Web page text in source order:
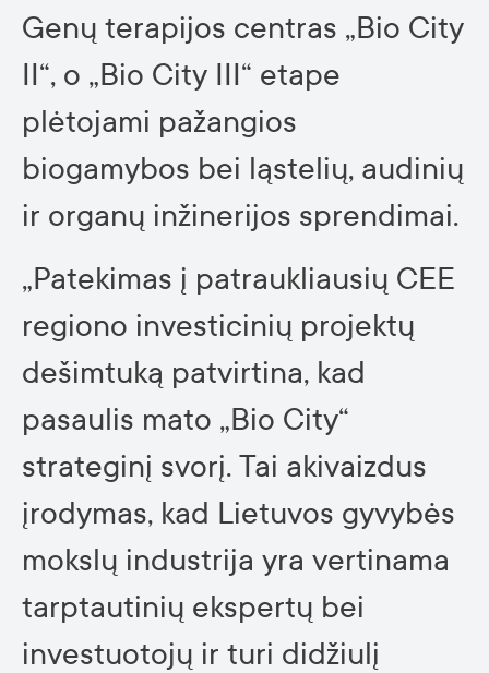
Genų terapijos centras „Bio City
II“, o „Bio City III“ etape
plėtojami pažangios
biogamybos bei ląstelių, audinių
ir organų inžinerijos sprendimai.
„Patekimas į patraukliausių CEE
regiono investicinių projektų
dešimtuką patvirtina, kad
pasaulis mato „Bio City“
strateginį svorį. Tai akivaizdus
įrodymas, kad Lietuvos gyvybės
mokslų industrija yra vertinama
tarptautinių ekspertų bei
investuotojų ir turi didžiulį